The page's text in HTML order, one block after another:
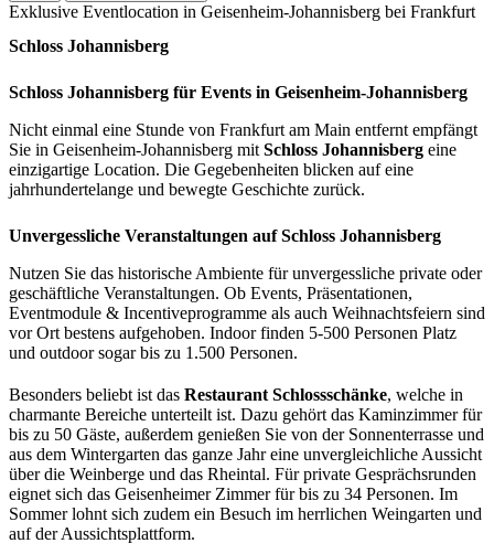
Exklusive Eventlocation in Geisenheim-Johannisberg bei Frankfurt
Schloss Johannisberg
Schloss Johannisberg für Events in Geisenheim-Johannisberg
Nicht einmal eine Stunde von Frankfurt am Main entfernt empfängt
Sie in Geisenheim-Johannisberg mit Schloss Johannisberg eine
einzigartige Location. Die Gegebenheiten blicken auf eine
jahrhundertelange und bewegte Geschichte zurück.
Unvergessliche Veranstaltungen auf Schloss Johannisberg
Nutzen Sie das historische Ambiente für unvergessliche private oder
geschäftliche Veranstaltungen. Ob Events, Präsentationen,
Eventmodule & Incentiveprogramme als auch Weihnachtsfeiern sind
vor Ort bestens aufgehoben. Indoor finden 5-500 Personen Platz
und outdoor sogar bis zu 1.500 Personen.
Besonders beliebt ist das Restaurant Schlossschänke, welche in
charmante Bereiche unterteilt ist. Dazu gehört das Kaminzimmer für
bis zu 50 Gäste, außerdem genießen Sie von der Sonnenterrasse und
aus dem Wintergarten das ganze Jahr eine unvergleichliche Aussicht
über die Weinberge und das Rheintal. Für private Gesprächsrunden
eignet sich das Geisenheimer Zimmer für bis zu 34 Personen. Im
Sommer lohnt sich zudem ein Besuch im herrlichen Weingarten und
auf der Aussichtsplattform.